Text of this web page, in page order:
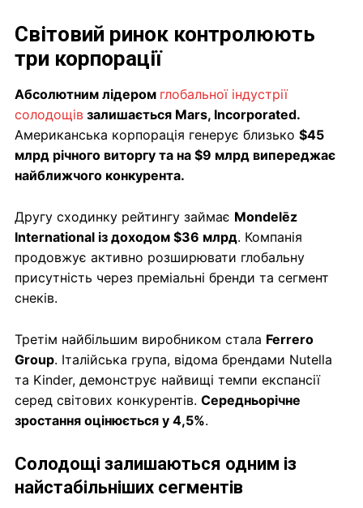
Світовий ринок контролюють
три корпорації
Абсолютним лідером глобальної індустрії
солодощів залишається Mars, Incorporated.
Американська корпорація генерує близько $45
млрд річного виторгу та на $9 млрд випереджає
найближчого конкурента.
Другу сходинку рейтингу займає Mondelēz
International із доходом $36 млрд. Компанія
продовжує активно розширювати глобальну
присутність через преміальні бренди та сегмент
снеків.
Третім найбільшим виробником стала Ferrero
Group. Італійська група, відома брендами Nutella
та Kinder, демонструє найвищі темпи експансії
серед світових конкурентів. Середньорічне
зростання оцінюється у 4,5%.
Солодощі залишаються одним із
найстабільніших сегментів